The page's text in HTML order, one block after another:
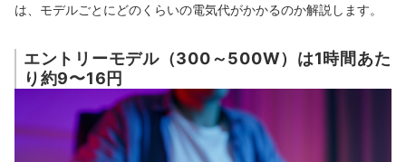
は、モデルごとにどのくらいの電気代がかかるのか解説します。
エントリーモデル（300～500W）は1時間あた
り約9〜16円